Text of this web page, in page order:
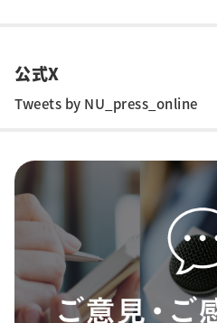
公式X
Tweets by NU_press_online